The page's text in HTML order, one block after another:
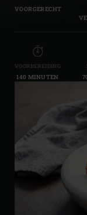
VOORGERECHT
VOORBEREIDING
140 MINUTEN